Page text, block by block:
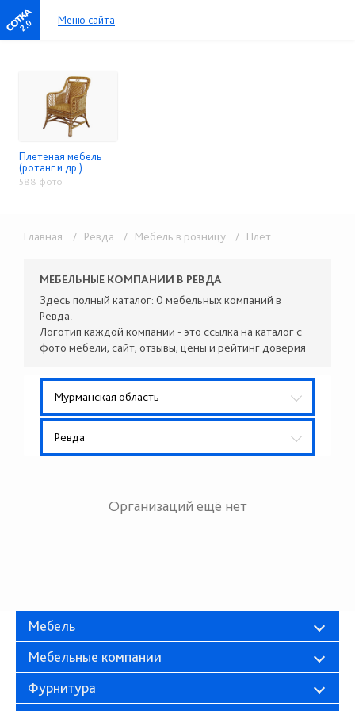
2.0 Меню сайта
Плетеная мебель
(ротанг и др.)
588 фото
Главная / Ревда / Мебель в розницу / Плетеная мебель (ротанг и др.)
МЕБЕЛЬНЫЕ КОМПАНИИ В РЕВДА
Здесь полный каталог: 0 мебельных компаний в
Ревда.
Логотип каждой компании - это ссылка на каталог с
фото мебели, сайт, отзывы, цены и рейтинг доверия
Мурманская область
Ревда
Организаций ещё нет
Мебель
Мебельные компании
Фурнитура